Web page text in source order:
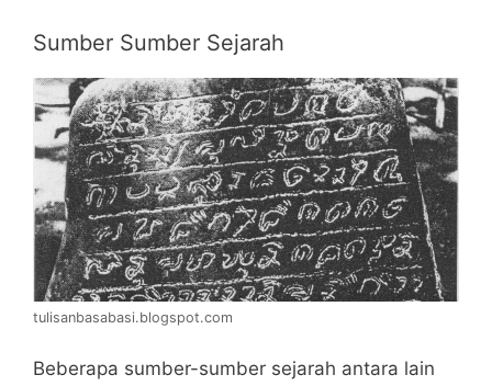
Sumber Sumber Sejarah
tulisanbasabasi.blogspot.com
Beberapa sumber-sumber sejarah antara lain